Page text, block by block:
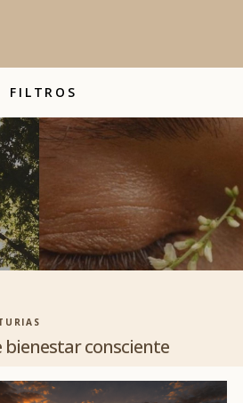
FILTROS
bienestar consciente